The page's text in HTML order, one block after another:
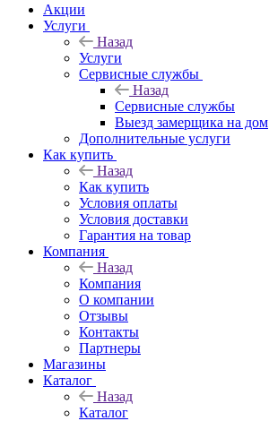
Акции
Услуги
Назад
Услуги
Сервисные службы
Назад
Сервисные службы
Выезд замерщика на дом
Дополнительные услуги
Как купить
Назад
Как купить
Условия оплаты
Условия доставки
Гарантия на товар
Компания
Назад
Компания
О компании
Отзывы
Контакты
Партнеры
Магазины
Каталог
Назад
Каталог